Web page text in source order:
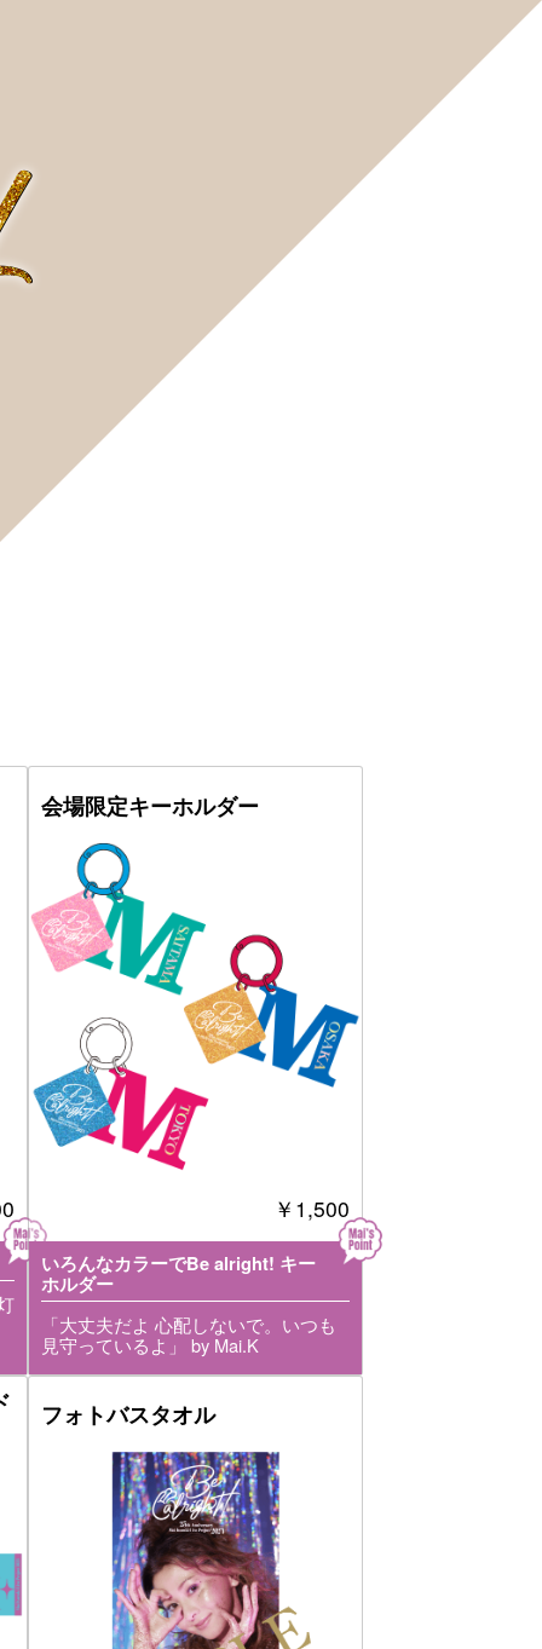
会場限定キーホルダー
￥1,500
いろんなカラーでBe alright! キー
ホルダー
「大丈夫だよ 心配しないで。いつも
見守っているよ」 by Mai.K
フォトバスタオル